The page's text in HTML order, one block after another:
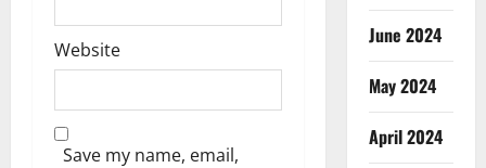
Website
Save my name, email,
June 2024
May 2024
April 2024